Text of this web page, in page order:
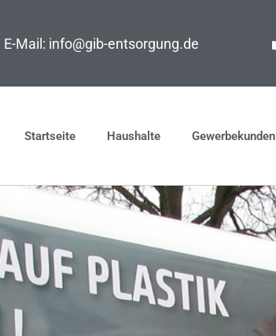
E-Mail: info@gib-entsorgung.de
Startseite Haushalte Gewerbekunden